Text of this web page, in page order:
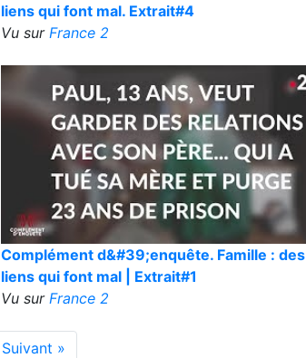
liens qui font mal. Extrait#4
Vu sur France 2
Complément d&#39;enquête. Famille : des
liens qui font mal | Extrait#1
Vu sur France 2
Suivant »